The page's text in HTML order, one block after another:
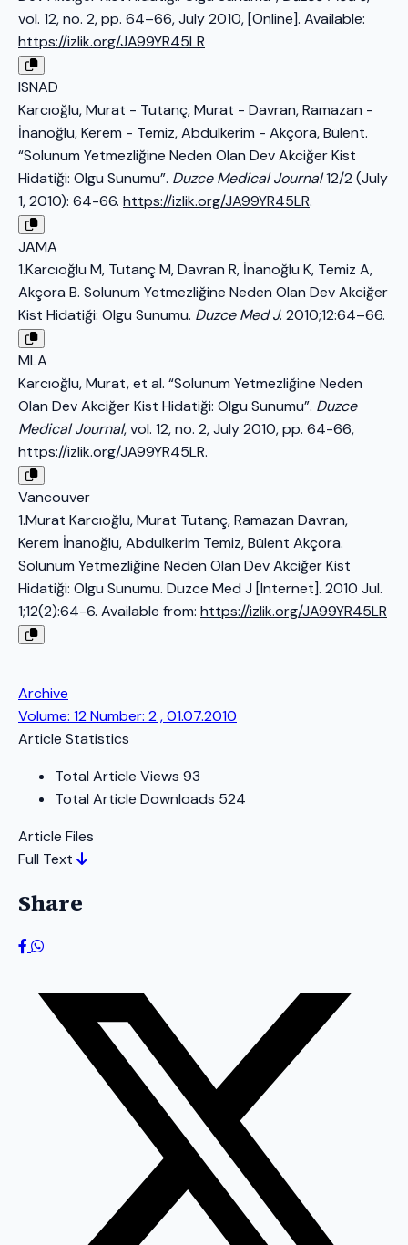
vol. 12, no. 2, pp. 64–66, July 2010, [Online]. Available:
https://izlik.org/JA99YR45LR
ISNAD
Karcıoğlu, Murat - Tutanç, Murat - Davran, Ramazan -
İnanoğlu, Kerem - Temiz, Abdulkerim - Akçora, Bülent.
“Solunum Yetmezliğine Neden Olan Dev Akciğer Kist
Hidatiği: Olgu Sunumu”. Duzce Medical Journal12/2 (July
1, 2010): 64-66. https://izlik.org/JA99YR45LR.
JAMA
1.Karcıoğlu M, Tutanç M, Davran R, İnanoğlu K, Temiz A,
Akçora B. Solunum Yetmezliğine Neden Olan Dev Akciğer
Kist Hidatiği: Olgu Sunumu. Duzce Med J. 2010;12:64–66.
MLA
Karcıoğlu, Murat, et al. “Solunum Yetmezliğine Neden
Olan Dev Akciğer Kist Hidatiği: Olgu Sunumu”. Duzce
Medical Journal, vol. 12, no. 2, July 2010, pp. 64-66,
https://izlik.org/JA99YR45LR.
Vancouver
1.Murat Karcıoğlu, Murat Tutanç, Ramazan Davran,
Kerem İnanoğlu, Abdulkerim Temiz, Bülent Akçora.
Solunum Yetmezliğine Neden Olan Dev Akciğer Kist
Hidatiği: Olgu Sunumu. Duzce Med J [Internet]. 2010 Jul.
1;12(2):64-6. Available from: https://izlik.org/JA99YR45LR
Archive
Volume: 12 Number: 2 , 01.07.2010
Article Statistics
Total Article Views 93
Total Article Downloads 524
Article Files
Full Text
Share